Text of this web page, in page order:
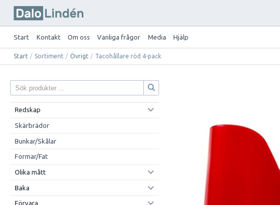
Start Kontakt Om oss Vanliga frågor Media Hjälp
Start / Sortiment / Övrigt / Tacohållare röd 4-pack
Redskap
Skärbrädor
Bunkar/Skålar
Formar/Fat
Olika mått
Baka
Förvara